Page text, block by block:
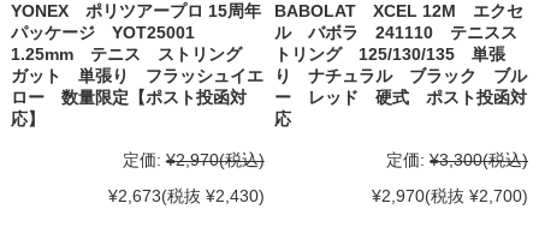
YONEX ポリツアープロ 15周年
パッケージ YOT25001
1.25mm テニス ストリング
ガット 単張り フラッシュイエ
ロー 数量限定【ポスト投函対
応】
定価: ¥2,970(税込)
¥2,673(税抜 ¥2,430)
BABOLAT XCEL 12M エクセ
ル バボラ 241110 テニスス
トリング 125/130/135 単張
り ナチュラル ブラック ブル
ー レッド 硬式 ポスト投函対
応
定価: ¥3,300(税込)
¥2,970(税抜 ¥2,700)